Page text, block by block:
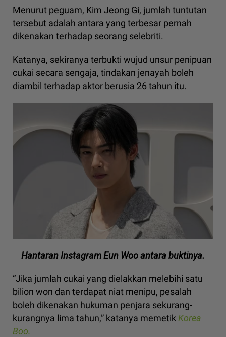
Menurut peguam, Kim Jeong Gi, jumlah tuntutan
tersebut adalah antara yang terbesar pernah
dikenakan terhadap seorang selebriti.
Katanya, sekiranya terbukti wujud unsur penipuan
cukai secara sengaja, tindakan jenayah boleh
diambil terhadap aktor berusia 26 tahun itu.
Hantaran Instagram Eun Woo antara buktinya.
“Jika jumlah cukai yang dielakkan melebihi satu
bilion won dan terdapat niat menipu, pesalah
boleh dikenakan hukuman penjara sekurang-
kurangnya lima tahun,” katanya memetik Korea
Boo.